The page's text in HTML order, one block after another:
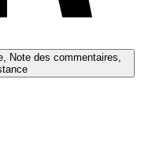
Note des commentaires,